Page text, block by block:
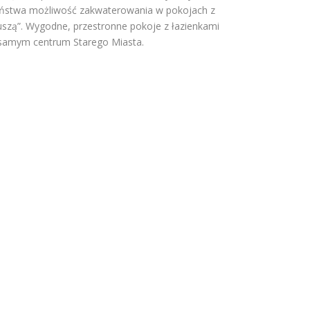
możliwość zakwaterowania w pokojach z
Wygodne, przestronne pokoje z łazienkami
centrum Starego Miasta.